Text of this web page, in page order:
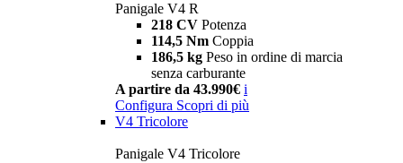
Panigale V4 R
218 CV Potenza
114,5 Nm Coppia
186,5 kg Peso in ordine di marcia
senza carburante
A partire da 43.990€ i
Configura Scopri di più
V4 Tricolore
Panigale V4 Tricolore